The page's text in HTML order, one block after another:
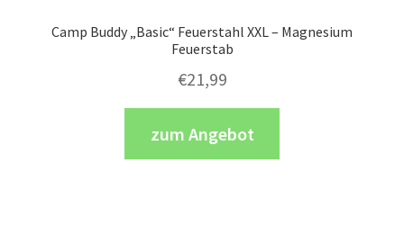
Camp Buddy „Basic“ Feuerstahl XXL – Magnesium
Feuerstab
€21,99
zum Angebot